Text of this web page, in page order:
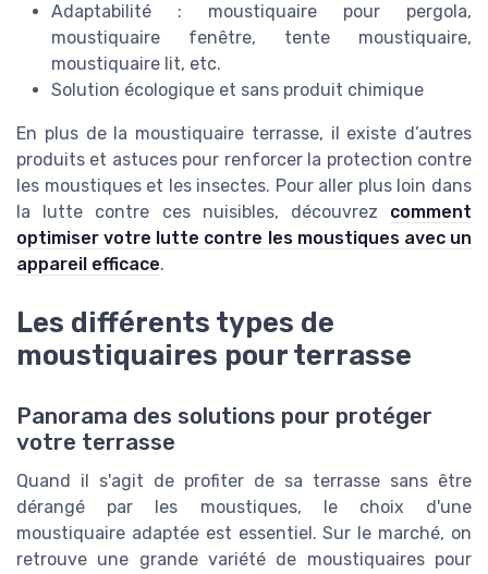
Adaptabilité : moustiquaire pour pergola,
moustiquaire fenêtre, tente moustiquaire,
moustiquaire lit, etc.
Solution écologique et sans produit chimique
En plus de la moustiquaire terrasse, il existe d’autres
produits et astuces pour renforcer la protection contre
les moustiques et les insectes. Pour aller plus loin dans
la lutte contre ces nuisibles, découvrez comment
optimiser votre lutte contre les moustiques avec un
appareil efficace.
Les différents types de
moustiquaires pour terrasse
Panorama des solutions pour protéger
votre terrasse
Quand il s'agit de profiter de sa terrasse sans être
dérangé par les moustiques, le choix d'une
moustiquaire adaptée est essentiel. Sur le marché, on
retrouve une grande variété de moustiquaires pour